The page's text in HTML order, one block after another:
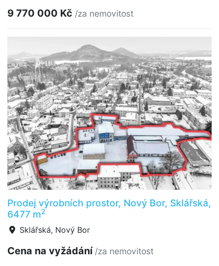
9 770 000 Kč /za nemovitost
Prodej výrobních prostor, Nový Bor, Sklářská,
6477 m2
Sklářská, Nový Bor
Cena na vyžádání /za nemovitost